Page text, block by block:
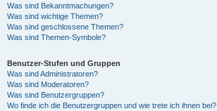
Was sind Bekanntmachungen?
Was sind wichtige Themen?
Was sind geschlossene Themen?
Was sind Themen-Symbole?
Benutzer-Stufen und Gruppen
Was sind Administratoren?
Was sind Moderatoren?
Was sind Benutzergruppen?
Wo finde ich die Benutzergruppen und wie trete ich ihnen bei?